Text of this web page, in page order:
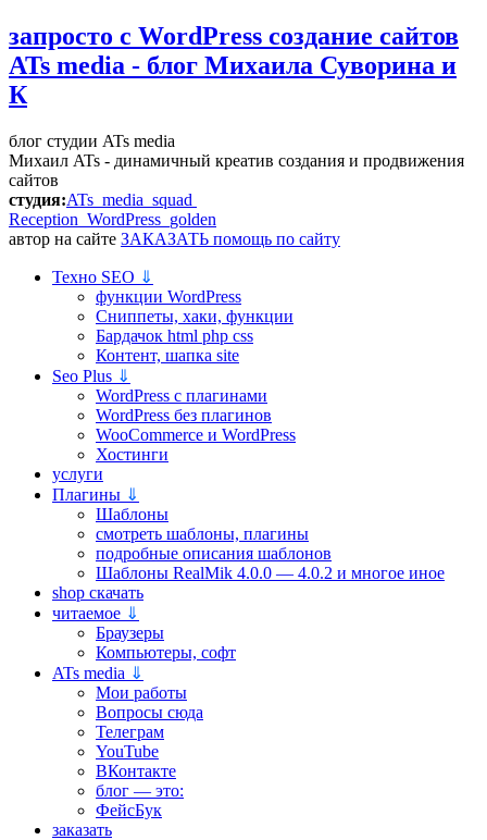
запросто с WordPress создание сайтов
ATs media - блог Михаила Суворина и
К
блог студии ATs media
Михаил ATs - динамичный креатив создания и продвижения
сайтов
студия:ATs media squad
Reception WordPress golden
автор на сайте ЗАКАЗАТЬ помощь по сайту
Техно SEO ⇓
функции WordPress
Сниппеты, хаки, функции
Бардачок html php css
Контент, шапка site
Seo Plus ⇓
WordPress c плагинами
WordPress без плагинов
WooCommerce и WordPress
Хостинги
услуги
Плагины ⇓
Шаблоны
смотреть шаблоны, плагины
подробные описания шаблонов
Шаблоны RealMik 4.0.0 — 4.0.2 и многое иное
shop скачать
читаемое ⇓
Браузеры
Компьютеры, софт
ATs media ⇓
Мои работы
Вопросы сюда
Телеграм
YouTube
ВКонтакте
блог — это:
ФейсБук
заказать